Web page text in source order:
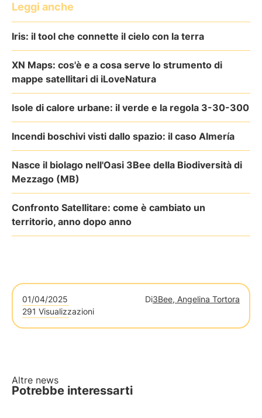
Leggi anche
Iris: il tool che connette il cielo con la terra
XN Maps: cos'è e a cosa serve lo strumento di
mappe satellitari di iLoveNatura
Isole di calore urbane: il verde e la regola 3-30-300
Incendi boschivi visti dallo spazio: il caso Almería
Nasce il biolago nell'Oasi 3Bee della Biodiversità di
Mezzago (MB)
Confronto Satellitare: come è cambiato un
territorio, anno dopo anno
01/04/2025 Di3Bee, Angelina Tortora
291 Visualizzazioni
Altre news
Potrebbe interessarti